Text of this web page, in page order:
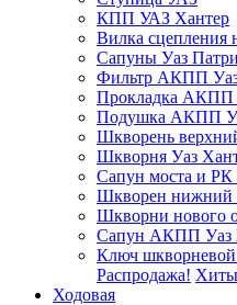
КПП УАЗ Хантер
Вилка сцепления
Сапуны Уаз
Фильтр АКПП
Прокладка АКПП
Подушка АКПП
Шкворень
Шкворня Уаз
Сапун моста и
Шкворен нижний
Шкворни нового
Сапун АКПП Уаз
Ключ
Распродажа!
Ходовая